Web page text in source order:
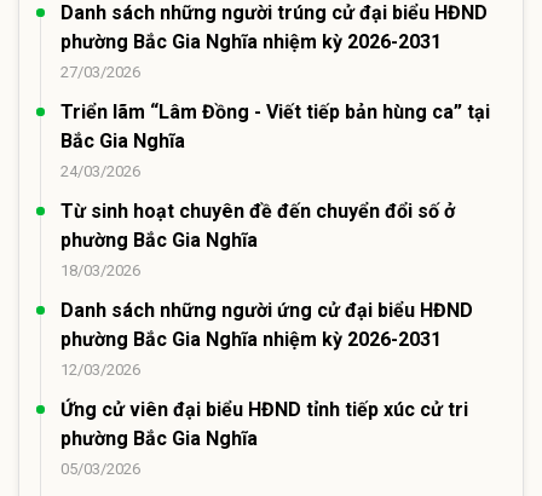
Danh sách những người trúng cử đại biểu HĐND
phường Bắc Gia Nghĩa nhiệm kỳ 2026-2031
27/03/2026
Triển lãm “Lâm Đồng - Viết tiếp bản hùng ca” tại
Bắc Gia Nghĩa
24/03/2026
Từ sinh hoạt chuyên đề đến chuyển đổi số ở
phường Bắc Gia Nghĩa
18/03/2026
Danh sách những người ứng cử đại biểu HĐND
phường Bắc Gia Nghĩa nhiệm kỳ 2026-2031
12/03/2026
Ứng cử viên đại biểu HĐND tỉnh tiếp xúc cử tri
phường Bắc Gia Nghĩa
05/03/2026